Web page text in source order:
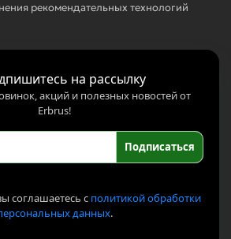
рекомендательных технологий
на рассылку
акций и полезных новостей от
Erbrus!
Подписаться
соглашаетесь с политикой обработки
данных.